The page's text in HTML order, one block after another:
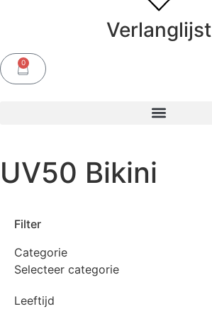
Verlanglijst
0
UV50 Bikini
Filter
Categorie
Selecteer categorie
Leeftijd